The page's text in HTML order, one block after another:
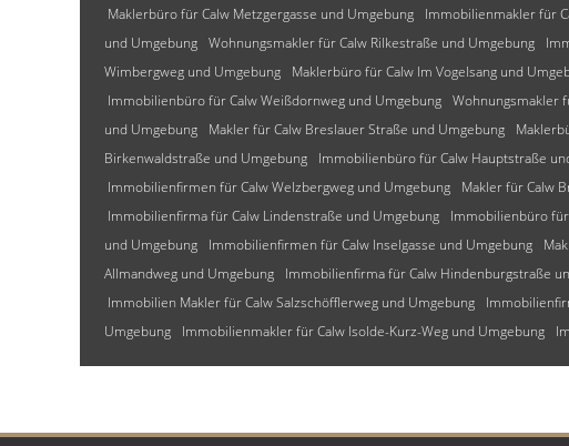
Maklerbüro für Calw Metzgergasse und Umgebung
Immobilienmakler für
und Umgebung Wohnungsmakler für Calw Rilkestraße und Umgebung
Wimbergweg und Umgebung
Maklerbüro für Calw Im Vogelsang und
Immobilienbüro für Calw Weißdornweg und Umgebung Wohnungsmakler
und Umgebung
Makler für Calw Breslauer Straße und Umgebung
Birkenwaldstraße und Umgebung
Immobilienbüro für Calw Hauptstraße
Immobilienfirmen für Calw Welzbergweg und Umgebung
Makler für Calw
Immobilienfirma für Calw Lindenstraße und Umgebung
Immobilienbüro
und Umgebung
Immobilienfirmen für Calw Inselgasse und Umgebung
Allmandweg und Umgebung
Immobilienfirma für Calw Hindenburgstraße
Immobilien Makler für Calw Salzschöfflerweg und Umgebung
Umgebung
Immobilienmakler für Calw Isolde-Kurz-Weg und Umgebung